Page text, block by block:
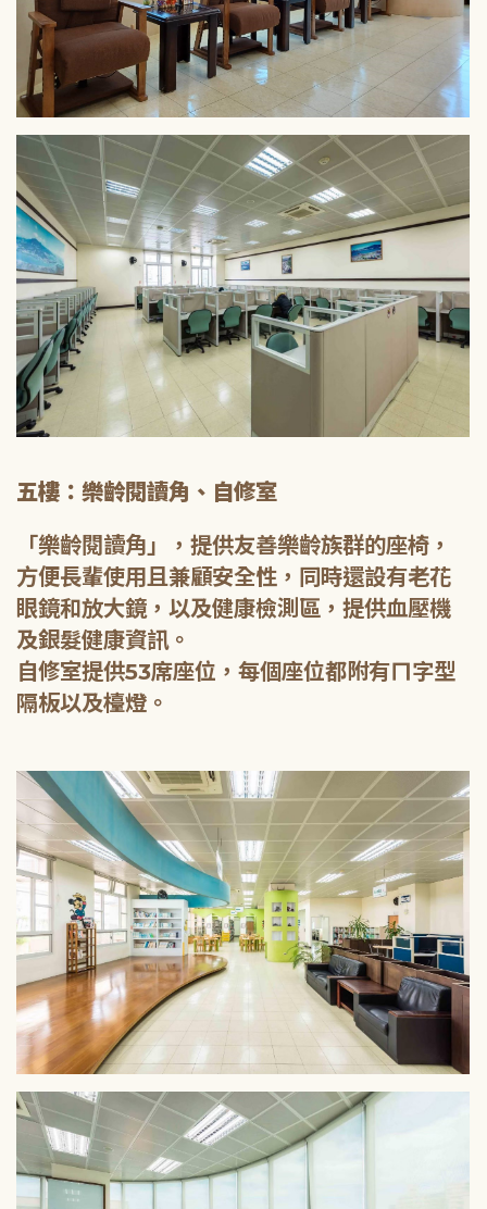
五樓：樂齡閱讀角、自修室
「樂齡閱讀角」，提供友善樂齡族群的座椅，
方便長輩使用且兼顧安全性，同時還設有老花
眼鏡和放大鏡，以及健康檢測區，提供血壓機
及銀髮健康資訊。
自修室提供53席座位，每個座位都附有ㄇ字型